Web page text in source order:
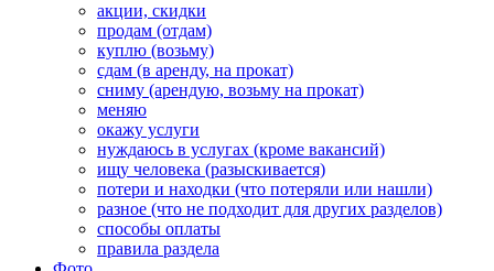
акции, скидки
продам (отдам)
куплю (возьму)
сдам (в аренду, на прокат)
сниму (арендую, возьму на прокат)
меняю
окажу услуги
нуждаюсь в услугах (кроме вакансий)
ищу человека (разыскивается)
потери и находки (что потеряли или нашли)
разное (что не подходит для других разделов)
способы оплаты
правила раздела